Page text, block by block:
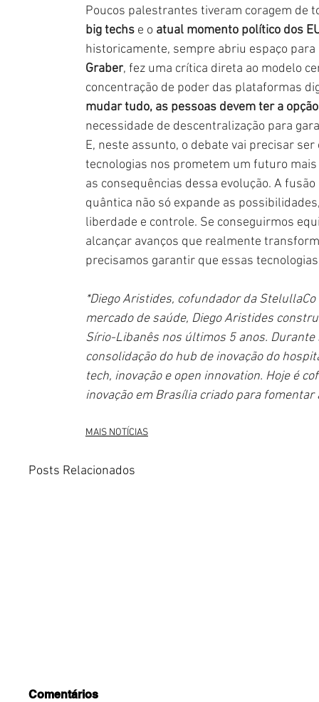
Poucos palestrantes tiveram coragem de
big techs e o atual momento político dos
historicamente, sempre abriu espaço
Graber, fez uma crítica direta ao modelo
concentração de poder das plataformas
mudar tudo, as pessoas devem ter a
necessidade de descentralização para
E, neste assunto, o debate vai precisar
tecnologias nos prometem um futuro
as consequências dessa evolução. A
quântica não só expande as
liberdade e controle. Se conseguirmos
alcançar avanços que realmente
precisamos garantir que essas
*Diego Aristides, cofundador da StelullaCo
mercado de saúde, Diego Aristides
Sírio-Libanês nos últimos 5 anos.
consolidação do hub de inovação do
tech, inovação e open innovation. Hoje é
inovação em Brasília criado para fomentar
MAIS NOTÍCIAS
Posts Relacionados
Comentários